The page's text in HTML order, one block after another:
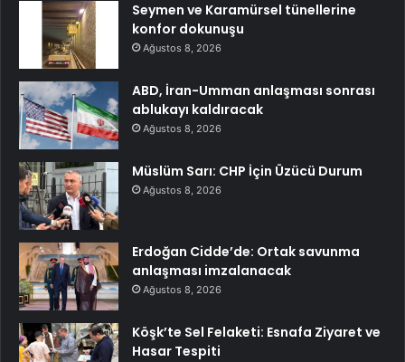
Seymen ve Karamürsel tünellerine
konfor dokunuşu
Ağustos 8, 2026
ABD, İran-Umman anlaşması sonrası
ablukayı kaldıracak
Ağustos 8, 2026
Müslüm Sarı: CHP İçin Üzücü Durum
Ağustos 8, 2026
Erdoğan Cidde’de: Ortak savunma
anlaşması imzalanacak
Ağustos 8, 2026
Köşk’te Sel Felaketi: Esnafa Ziyaret ve
Hasar Tespiti